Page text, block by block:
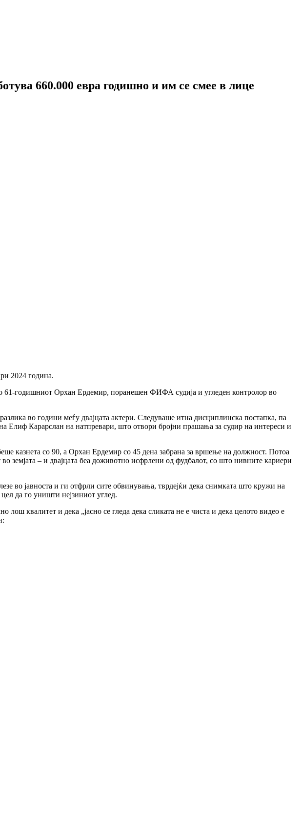
660.000 евра годишно и им се смее в лице
2024 година.
61-годишниот Орхан Ердемир, поранешен ФИФА судија и угледен контролор во
во години меѓу двајцата актери. Следуваше итна дисциплинска постапка, па
Елиф Карарслан на натпревари, што отвори бројни прашања за судир на интереси и
казнета со 90, а Орхан Ердемир со 45 дена забрана за вршење на должност. Потоа
земјата – и двајцата беа доживотно исфрлени од фудбалот, со што нивните кариери
во јавноста и ги отфрли сите обвинувања, тврдејќи дека снимката што кружи на
да го уништи нејзиниот углед.
квалитет и дека „јасно се гледа дека сликата не е чиста и дека целото видео е